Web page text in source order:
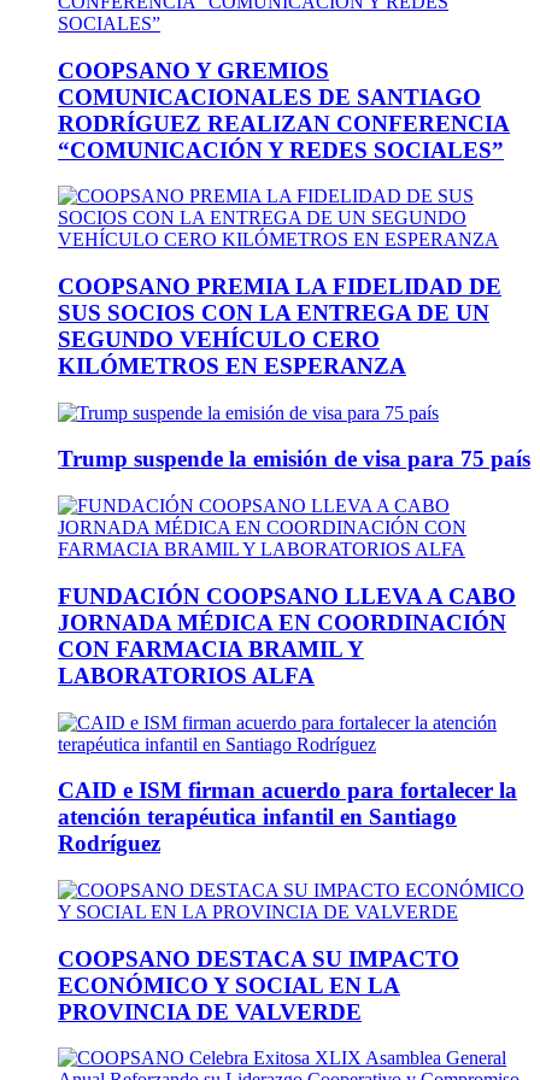
COOPSANO Y GREMIOS
COMUNICACIONALES DE SANTIAGO
RODRÍGUEZ REALIZAN CONFERENCIA
“COMUNICACIÓN Y REDES SOCIALES”
COOPSANO PREMIA LA FIDELIDAD DE
SUS SOCIOS CON LA ENTREGA DE UN
SEGUNDO VEHÍCULO CERO
KILÓMETROS EN ESPERANZA
Trump suspende la emisión de visa para 75 país
FUNDACIÓN COOPSANO LLEVA A CABO
JORNADA MÉDICA EN COORDINACIÓN
CON FARMACIA BRAMIL Y
LABORATORIOS ALFA
CAID e ISM firman acuerdo para fortalecer la
atención terapéutica infantil en Santiago
Rodríguez
COOPSANO DESTACA SU IMPACTO
ECONÓMICO Y SOCIAL EN LA
PROVINCIA DE VALVERDE